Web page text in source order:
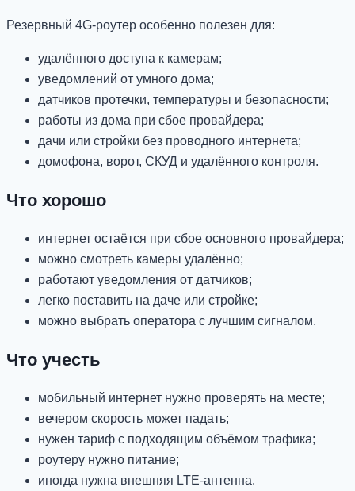
Резервный 4G-роутер особенно полезен для:
удалённого доступа к камерам;
уведомлений от умного дома;
датчиков протечки, температуры и безопасности;
работы из дома при сбое провайдера;
дачи или стройки без проводного интернета;
домофона, ворот, СКУД и удалённого контроля.
Что хорошо
интернет остаётся при сбое основного провайдера;
можно смотреть камеры удалённо;
работают уведомления от датчиков;
легко поставить на даче или стройке;
можно выбрать оператора с лучшим сигналом.
Что учесть
мобильный интернет нужно проверять на месте;
вечером скорость может падать;
нужен тариф с подходящим объёмом трафика;
роутеру нужно питание;
иногда нужна внешняя LTE-антенна.